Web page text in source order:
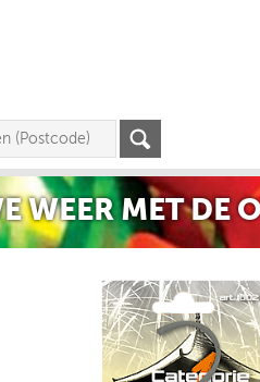
WEER MET DE